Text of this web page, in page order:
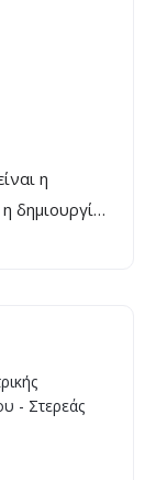
η
δημιουργία
- Στερεάς